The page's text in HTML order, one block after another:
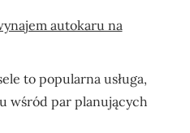
autokaru na
to popularna usługa,
wśród par planujących